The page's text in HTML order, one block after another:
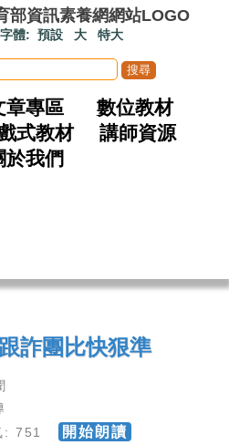
字體: 預設 大 特大
章專區
數位教材
式教材
講師資源
於我們
詐團比快狠準
: 751
開始朗讀